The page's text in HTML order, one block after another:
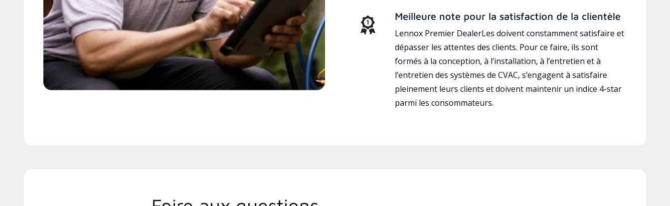
Meilleure note pour la satisfaction de la clientèle
Lennox Premier DealerLes doivent constamment satisfaire et
dépasser les attentes des clients. Pour ce faire, ils sont
formés à la conception, à l’installation, à l’entretien et à
l’entretien des systèmes de CVAC, s’engagent à satisfaire
pleinement leurs clients et doivent maintenir un indice 4-star
parmi les consommateurs.